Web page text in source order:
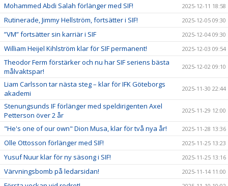
Mohammed Abdi Salah förlänger med SIF! 2025-12-11 18:58
Rutinerade, Jimmy Hellström, fortsätter i SIF! 2025-12-05 09:30
”VM” fortsätter sin karriär i SIF 2025-12-04 09:30
William Heijel Kihlström klar för SIF permanent! 2025-12-03 09:54
Theodor Ferm förstärker och nu har SIF seriens bästa
målvaktspar!
2025-12-02 09:10
Liam Carlsson tar nästa steg – klar för IFK Göteborgs
akademi
2025-11-30 22:44
Stenungsunds IF förlänger med speldirigenten Axel
Petterson över 2 år
2025-11-29 12:00
"He's one of our own" Dion Musa, klar för två nya år! 2025-11-28 13:36
Olle Ottosson förlänger med SIF! 2025-11-25 13:23
Yusuf Nuur klar för ny säsong i SIF! 2025-11-25 13:16
Värvningsbomb på ledarsidan! 2025-11-14 11:00